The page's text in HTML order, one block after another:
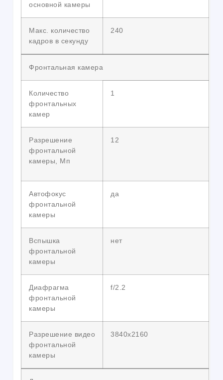
основной камеры
Макс. количество
кадров в секунду
240
Фронтальная камера
Количество
фронтальных
камер
1
Разрешение
фронтальной
камеры, Мп
12
Автофокус
фронтальной
камеры
да
Вспышка
фронтальной
камеры
нет
Диафрагма
фронтальной
камеры
f/2.2
Разрешение видео
фронтальной
камеры
3840х2160